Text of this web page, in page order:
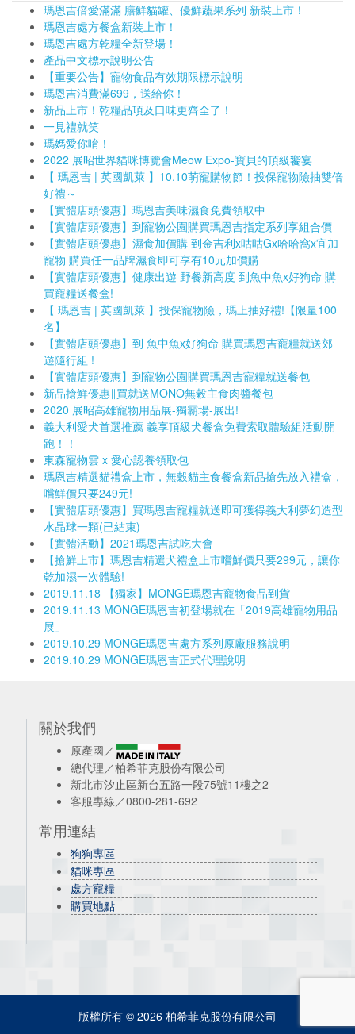
瑪恩吉倍愛滿滿 膳鮮貓罐、優鮮蔬果系列 新裝上市！
瑪恩吉處方餐盒新裝上市！
瑪恩吉處方乾糧全新登場！
產品中文標示說明公告
【重要公告】寵物食品有效期限標示說明
瑪恩吉消費滿699，送給你！
新品上市！乾糧品項及口味更齊全了！
一見禮就笑
瑪媽愛你唷！
2022 展昭世界貓咪博覽會Meow Expo-寶貝的頂級饗宴
【 瑪恩吉 | 英國凱萊 】10.10萌寵購物節！投保寵物險抽雙倍
好禮～
【實體店頭優惠】瑪恩吉美味濕食免費領取中
【實體店頭優惠】到寵物公園購買瑪恩吉指定系列享組合價
【實體店頭優惠】濕食加價購 到金吉利x咕咕Gx哈哈窩x宜加
寵物 購買任一品牌濕食即可享有10元加價購
【實體店頭優惠】健康出遊 野餐新高度 到魚中魚x好狗命 購
買寵糧送餐盒!
【 瑪恩吉 | 英國凱萊 】投保寵物險，瑪上抽好禮!【限量100
名】
【實體店頭優惠】到 魚中魚x好狗命 購買瑪恩吉寵糧就送郊
遊隨行組 !
【實體店頭優惠】到寵物公園購買瑪恩吉寵糧就送餐包
新品搶鮮優惠∥買就送MONO無榖主食肉醬餐包
2020 展昭高雄寵物用品展-獨霸場-展出!
義大利愛犬首選推薦 義享頂級犬餐盒免費索取體驗組活動開
跑！！
東森寵物雲 x 愛心認養領取包
瑪恩吉精選貓禮盒上市，無穀貓主食餐盒新品搶先放入禮盒，
嚐鮮價只要249元!
【實體店頭優惠】買瑪恩吉寵糧就送即可獲得義大利夢幻造型
水晶球一顆(已結束)
【實體活動】2021瑪恩吉試吃大會
【搶鮮上市】瑪恩吉精選犬禮盒上市嚐鮮價只要299元，讓你
乾加濕一次體驗!
2019.11.18 【獨家】MONGE瑪恩吉寵物食品到貨
2019.11.13 MONGE瑪恩吉初登場就在「2019高雄寵物用品
展」
2019.10.29 MONGE瑪恩吉處方系列原廠服務說明
2019.10.29 MONGE瑪恩吉正式代理說明
關於我們
原產國／
總代理／柏希菲克股份有限公司
新北市汐止區新台五路一段75號11樓之2
客服專線／0800-281-692
常用連結
狗狗專區
貓咪專區
處方寵糧
購買地點
版權所有 © 2026 柏希菲克股份有限公司